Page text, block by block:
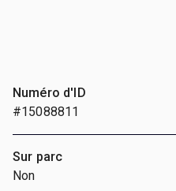
Numéro d'ID
#15088811
Sur parc
Non